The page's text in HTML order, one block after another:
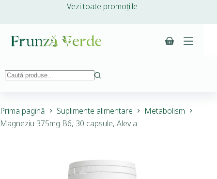
Vezi toate promoțiile
Prima pagină Suplimente alimentare
Metabolism
Magneziu 375mg B6, 30 capsule, Alevia